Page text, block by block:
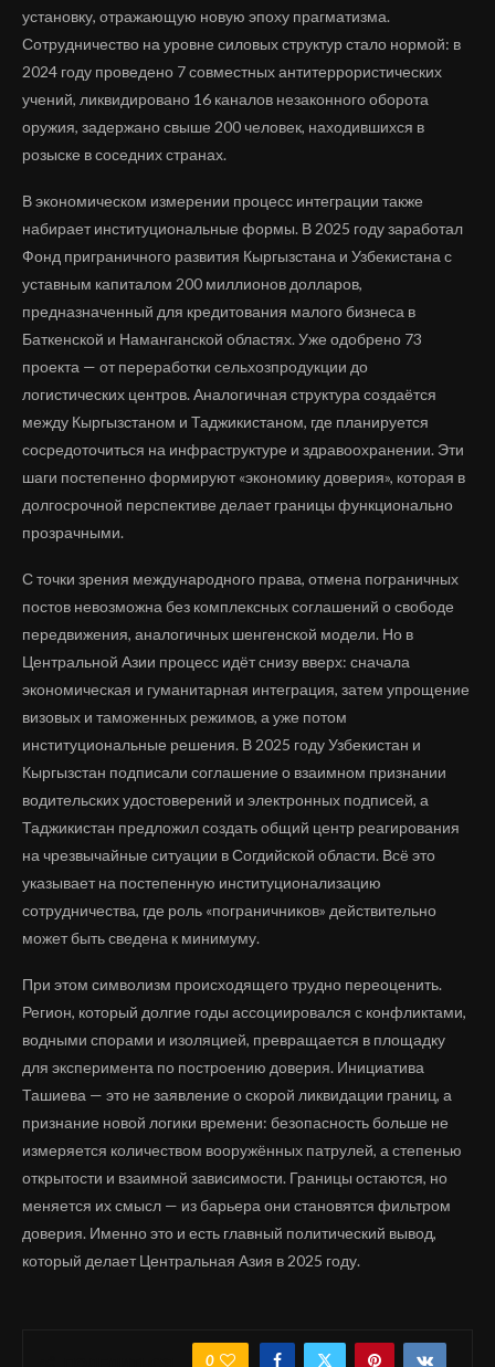
установку, отражающую новую эпоху прагматизма.
Сотрудничество на уровне силовых структур стало нормой: в
2024 году проведено 7 совместных антитеррористических
учений, ликвидировано 16 каналов незаконного оборота
оружия, задержано свыше 200 человек, находившихся в
розыске в соседних странах.
В экономическом измерении процесс интеграции также
набирает институциональные формы. В 2025 году заработал
Фонд приграничного развития Кыргызстана и Узбекистана с
уставным капиталом 200 миллионов долларов,
предназначенный для кредитования малого бизнеса в
Баткенской и Наманганской областях. Уже одобрено 73
проекта — от переработки сельхозпродукции до
логистических центров. Аналогичная структура создаётся
между Кыргызстаном и Таджикистаном, где планируется
сосредоточиться на инфраструктуре и здравоохранении. Эти
шаги постепенно формируют «экономику доверия», которая в
долгосрочной перспективе делает границы функционально
прозрачными.
С точки зрения международного права, отмена пограничных
постов невозможна без комплексных соглашений о свободе
передвижения, аналогичных шенгенской модели. Но в
Центральной Азии процесс идёт снизу вверх: сначала
экономическая и гуманитарная интеграция, затем упрощение
визовых и таможенных режимов, а уже потом
институциональные решения. В 2025 году Узбекистан и
Кыргызстан подписали соглашение о взаимном признании
водительских удостоверений и электронных подписей, а
Таджикистан предложил создать общий центр реагирования
на чрезвычайные ситуации в Согдийской области. Всё это
указывает на постепенную институционализацию
сотрудничества, где роль «пограничников» действительно
может быть сведена к минимуму.
При этом символизм происходящего трудно переоценить.
Регион, который долгие годы ассоциировался с конфликтами,
водными спорами и изоляцией, превращается в площадку
для эксперимента по построению доверия. Инициатива
Ташиева — это не заявление о скорой ликвидации границ, а
признание новой логики времени: безопасность больше не
измеряется количеством вооружённых патрулей, а степенью
открытости и взаимной зависимости. Границы остаются, но
меняется их смысл — из барьера они становятся фильтром
доверия. Именно это и есть главный политический вывод,
который делает Центральная Азия в 2025 году.
0